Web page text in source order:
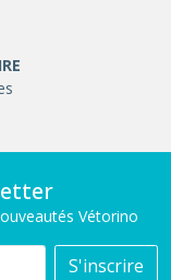
Vétorino
S'inscrire